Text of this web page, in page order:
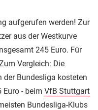
aufgerufen werden! Zur
aus der Westkurve
245 Euro. Für
Vergleich: Die
der Bundesliga kosteten
- beim VfB Stuttgart
Bundesliga-Klubs